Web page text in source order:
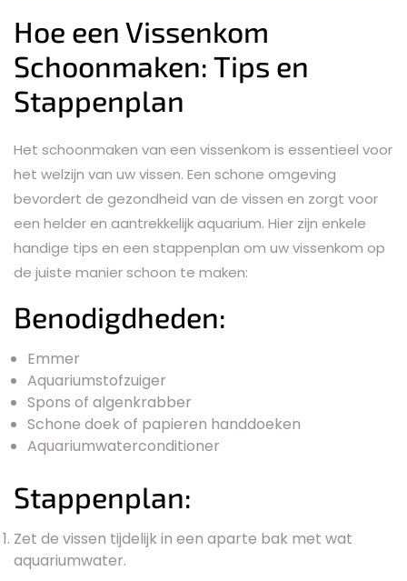
Hoe een Vissenkom
Schoonmaken: Tips en
Stappenplan
Het schoonmaken van een vissenkom is essentieel voor
het welzijn van uw vissen. Een schone omgeving
bevordert de gezondheid van de vissen en zorgt voor
een helder en aantrekkelijk aquarium. Hier zijn enkele
handige tips en een stappenplan om uw vissenkom op
de juiste manier schoon te maken:
Benodigdheden:
Emmer
Aquariumstofzuiger
Spons of algenkrabber
Schone doek of papieren handdoeken
Aquariumwaterconditioner
Stappenplan:
Zet de vissen tijdelijk in een aparte bak met wat
aquariumwater.